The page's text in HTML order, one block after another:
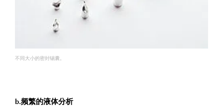
不同大小的密封锡囊。
b.频繁的液体分析